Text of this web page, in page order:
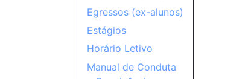
Egressos (ex-alunos)
Estágios
Horário Letivo
Manual de Conduta